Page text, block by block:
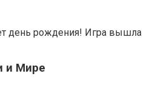
день рождения! Игра вышла
и Мире